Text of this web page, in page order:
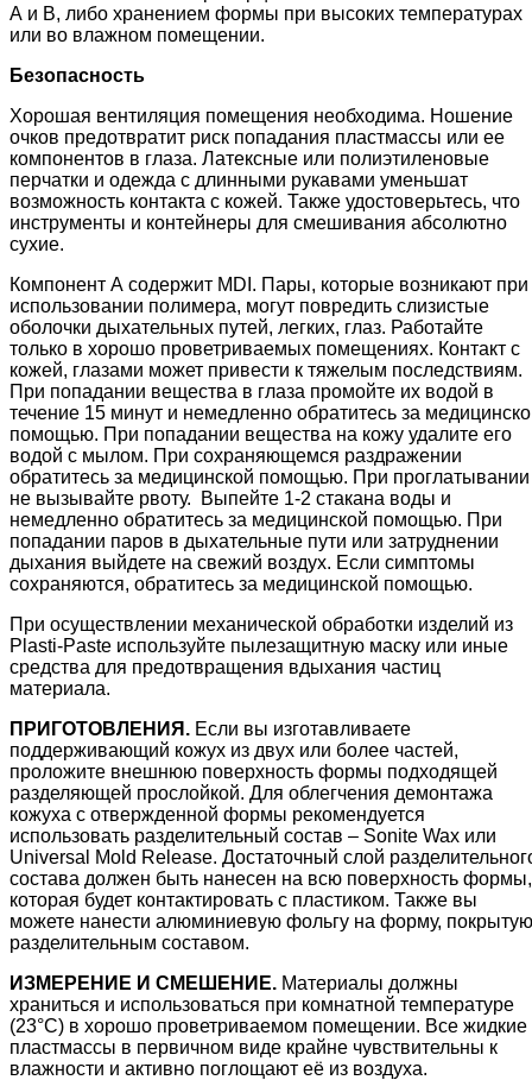
А и В, либо хранением формы при высоких температурах
или во влажном помещении.
Безопасность
Хорошая вентиляция помещения необходима. Ношение
очков предотвратит риск попадания пластмассы или ее
компонентов в глаза. Латексные или полиэтиленовые
перчатки и одежда с длинными рукавами уменьшат
возможность контакта с кожей. Также удостоверьтесь, что
инструменты и контейнеры для смешивания абсолютно
сухие.
Компонент А содержит MDI. Пары, которые возникают при
использовании полимера, могут повредить слизистые
оболочки дыхательных путей, легких, глаз. Работайте
только в хорошо проветриваемых помещениях. Контакт с
кожей, глазами может привести к тяжелым последствиям.
При попадании вещества в глаза промойте их водой в
течение 15 минут и немедленно обратитесь за
помощью. При попадании вещества на кожу удалите его
водой с мылом. При сохраняющемся раздражении
обратитесь за медицинской помощью. При проглатывании
не вызывайте рвоту. Выпейте 1-2 стакана воды и
немедленно обратитесь за медицинской помощью. При
попадании паров в дыхательные пути или затруднении
дыхания выйдете на свежий воздух. Если симптомы
сохраняются, обратитесь за медицинской помощью.
При осуществлении механической обработки изделий из
Plasti-Paste используйте пылезащитную маску или иные
средства для предотвращения вдыхания частиц
материала.
ПРИГОТОВЛЕНИЯ. Если вы изготавливаете
поддерживающий кожух из двух или более частей,
проложите внешнюю поверхность формы подходящей
разделяющей прослойкой. Для облегчения демонтажа
кожуха с отвержденной формы рекомендуется
использовать разделительный состав – Sonite Wax или
Universal Mold Release. Достаточный слой
состава должен быть нанесен на всю поверхность формы,
которая будет контактировать с пластиком. Также вы
можете нанести алюминиевую фольгу на форму, покрытую
разделительным составом.
ИЗМЕРЕНИЕ И СМЕШЕНИЕ. Материалы должны
храниться и использоваться при комнатной температуре
(23°С) в хорошо проветриваемом помещении. Все жидкие
пластмассы в первичном виде крайне чувствительны к
влажности и активно поглощают её из воздуха.